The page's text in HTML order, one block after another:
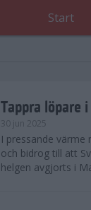
Start
Tappra löpare
30 jun 2025
I pressande
och bidrog till att
helgen avgjorts i